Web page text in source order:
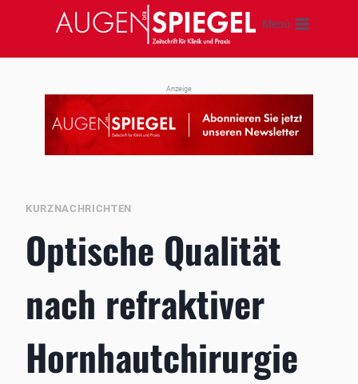
springen
Menü
Anzeige
KURZNACHRICHTEN
Optische Qualität
nach refraktiver
Hornhautchirurgie